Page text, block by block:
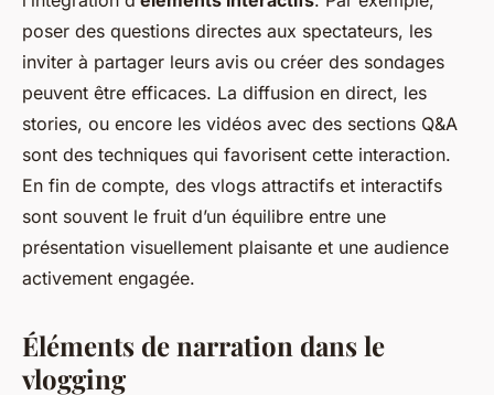
poser des questions directes aux spectateurs, les
inviter à partager leurs avis ou créer des sondages
peuvent être efficaces. La diffusion en direct, les
stories, ou encore les vidéos avec des sections Q&A
sont des techniques qui favorisent cette interaction.
En fin de compte, des vlogs attractifs et interactifs
sont souvent le fruit d’un équilibre entre une
présentation visuellement plaisante et une audience
activement engagée.
Éléments de narration dans le
vlogging